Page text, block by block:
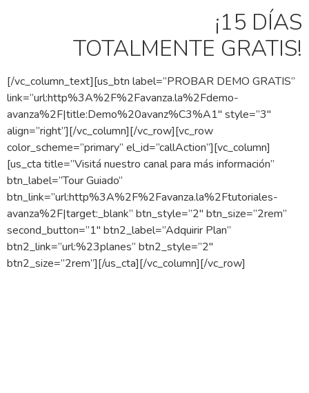
¡15 DÍAS
TOTALMENTE GRATIS!
[/vc_column_text][us_btn label=”PROBAR DEMO GRATIS”
link=”url:http%3A%2F%2Favanza.la%2Fdemo-
avanza%2F|title:Demo%20avanz%C3%A1″ style=”3″
align=”right”][/vc_column][/vc_row][vc_row
color_scheme=”primary” el_id=”callAction”][vc_column]
[us_cta title=”Visitá nuestro canal para más información”
btn_label=”Tour Guiado”
btn_link=”url:http%3A%2F%2Favanza.la%2Ftutoriales-
avanza%2F|target:_blank” btn_style=”2″ btn_size=”2rem”
second_button=”1″ btn2_label=”Adquirir Plan”
btn2_link=”url:%23planes” btn2_style=”2″
btn2_size=”2rem”][/us_cta][/vc_column][/vc_row]